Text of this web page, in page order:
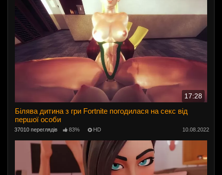
17:28
Білява дитина з гри Fortnite погодилася на секс від
першої особи
37010 переглядів 83% HD 10.08.2022